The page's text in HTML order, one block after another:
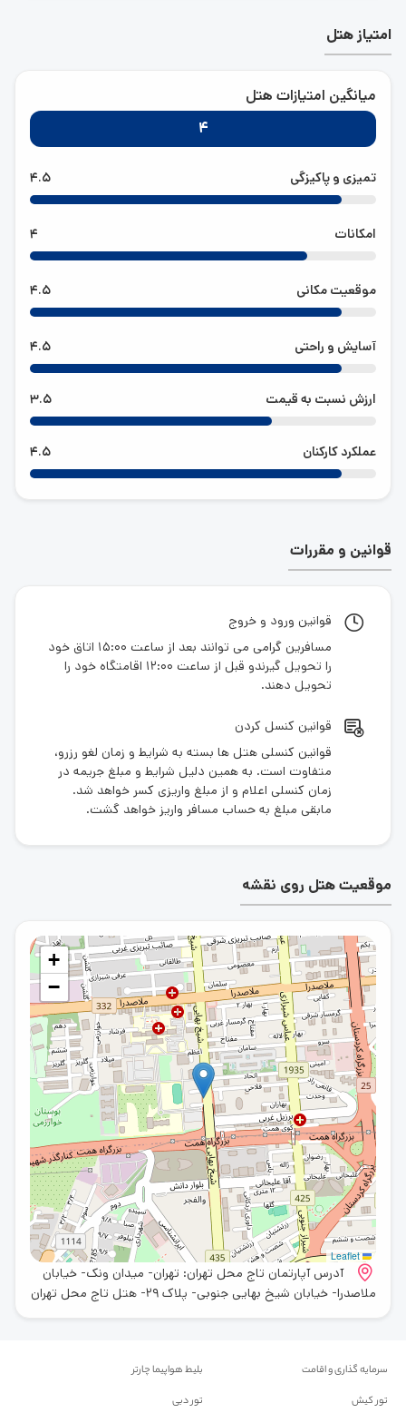
امتیاز هتل
میانگین امتیازات هتل
4
تمیزی و پاکیزگی 4.5
امکانات 4
موقعیت مکانی 4.5
آسایش و راحتی 4.5
ارزش نسبت به قیمت 3.5
عملکرد کارکنان 4.5
قوانین و مقررات
قوانین ورود و خروج
مسافرین گرامی می توانند بعد از ساعت 15:00 اتاق خود
را تحویل گیرندو قبل از ساعت 12:00 اقامتگاه خود را
تحویل دهند.
قوانین کنسل کردن
قوانین کنسلی هتل ها بسته به شرایط و زمان لغو رزرو،
متفاوت است. به همین دلیل شرایط و مبلغ جریمه در
زمان کنسلی اعلام و از مبلغ واریزی کسر خواهد شد.
مابقی مبلغ به حساب مسافر واریز خواهد گشت.
موقعیت هتل روی نقشه
+
−
Leaflet
آدرس آپارتمان تاج محل تهران: تهران- میدان ونک- خیابان
ملاصدرا- خیابان شیخ بهایی جنوبی- پلاک 29- هتل تاج محل تهران
سرمایه گذاری و اقامت
بلیط هواپیما چارتر
تور کیش
تور دبی